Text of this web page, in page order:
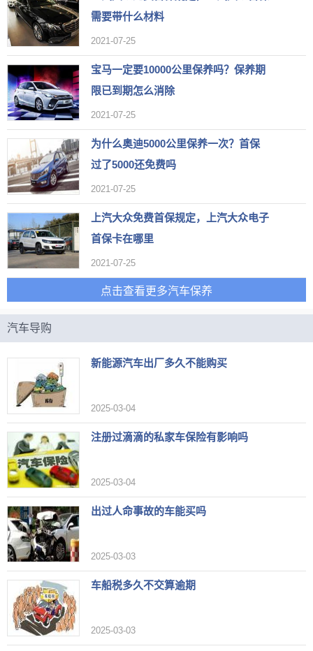
需要带什么材料
2021-07-25
宝马一定要10000公里保养吗？保养期
限已到期怎么消除
2021-07-25
为什么奥迪5000公里保养一次？首保
过了5000还免费吗
2021-07-25
上汽大众免费首保规定，上汽大众电子
首保卡在哪里
2021-07-25
点击查看更多汽车保养
汽车导购
新能源汽车出厂多久不能购买
2025-03-04
注册过滴滴的私家车保险有影响吗
2025-03-04
出过人命事故的车能买吗
2025-03-03
车船税多久不交算逾期
2025-03-03